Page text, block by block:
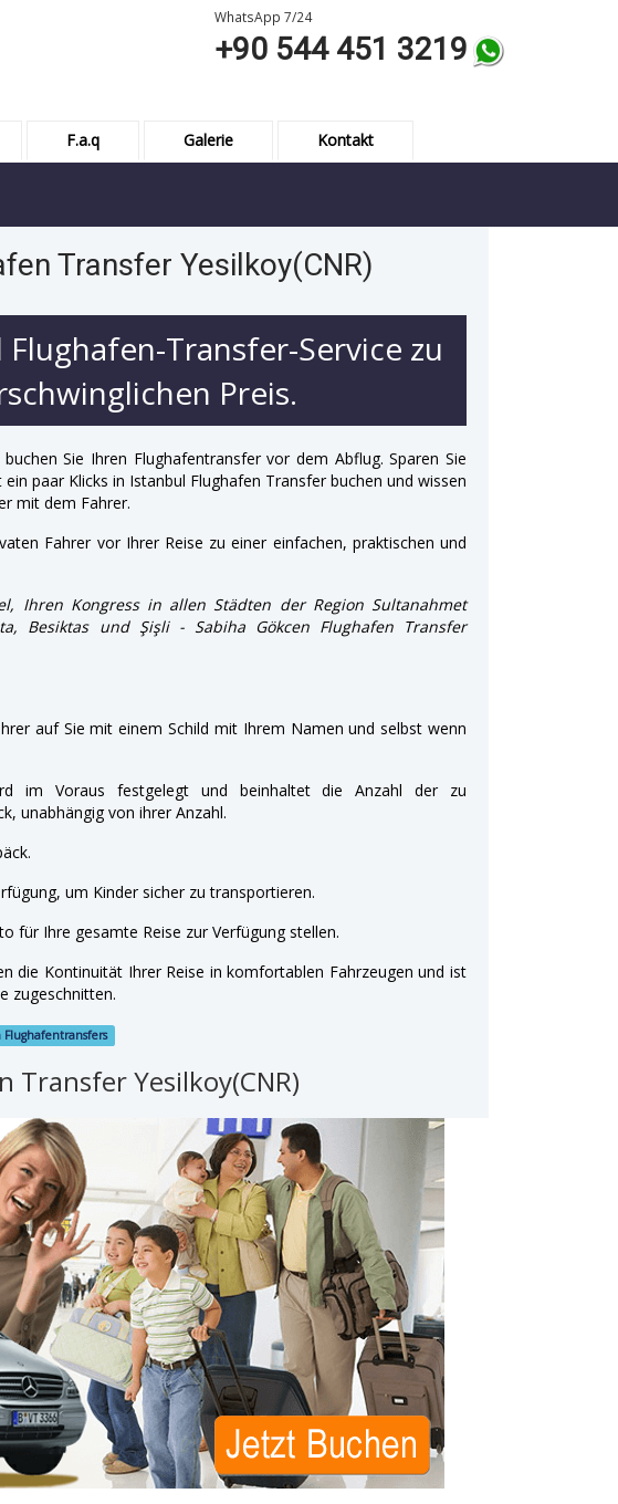
WhatsApp 7/24
+90 544 451 3219
F.a.q Galerie Kontakt
Transfer Yesilkoy(CNR)
Transfer-Service zu
Preis.
Sie Ihren Flughafentransfer vor dem Abflug. Sparen Sie
paar Klicks in Istanbul Flughafen Transfer buchen und wissen
mit dem Fahrer.
Fahrer vor Ihrer Reise zu einer einfachen, praktischen und
Ihren Kongress in allen Städten der Region Sultanahmet
Besiktas und Şişli - Sabiha Gökcen Flughafen Transfer
auf Sie mit einem Schild mit Ihrem Namen und selbst wenn
im Voraus festgelegt und beinhaltet die Anzahl der zu
unabhängig von ihrer Anzahl.
um Kinder sicher zu transportieren.
für Ihre gesamte Reise zur Verfügung stellen.
die Kontinuität Ihrer Reise in komfortablen Fahrzeugen und ist
zugeschnitten.
Transfer Yesilkoy(CNR)